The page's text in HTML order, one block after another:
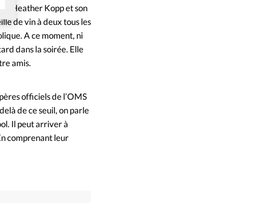
Heather Kopp et son
de vin à deux tous les
A ce moment, ni
dans la soirée. Elle
amis.
officiels de l’OMS
de ce seuil, on parle
Il peut arriver à
comprenant leur